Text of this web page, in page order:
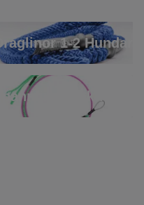
Draglinor 1-2 Hundar
Spannlinor/Sektioner